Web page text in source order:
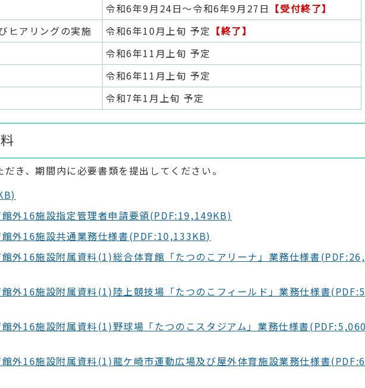
令和6年9月24日～令和6年9月27日 【受付終了】
ヒアリングの実施
令和6年10月上旬 予定 【終了】
令和6年11月上旬 予定
令和6年11月上旬 予定
令和7年1月上旬 予定
き、期間内に必要書類を提出してください。
外16施設指定管理者申請要領(PDF:19,149KB)
外16施設共通業務仕様書(PDF:10,133KB)
外16施設附属資料(1)総合体育館「たつのこアリーナ」業務仕様書
外16施設附属資料(1)陸上競技場「たつのこフィールド」業務仕様書
外16施設附属資料(1)野球場「たつのこスタジアム」業務仕様書
外16施設附属資料(1)龍ケ崎市運動広場及び屋外体育施設業務仕様書